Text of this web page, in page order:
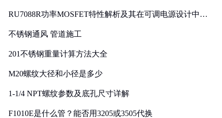
RU7088R功率MOSFET特性解析及其在可调电源设计中的
不锈钢通风 管道施工
201不锈钢重量计算方法大全
M20螺纹大径和小径是多少
1-1/4 NPT螺纹参数及底孔尺寸详解
F1010E是什么管？能否用3205或3505代换